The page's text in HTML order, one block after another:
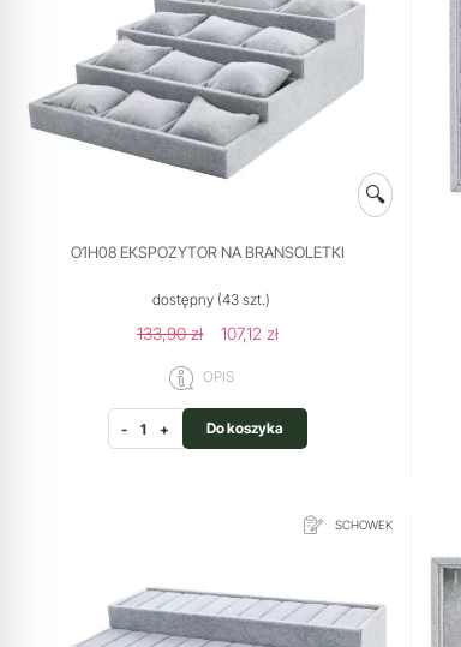
🔍
O1H08 EKSPOZYTOR NA BRANSOLETKI
dostępny(43 szt.)
133,90 zł 107,12 zł
OPIS
- + Do koszyka
SCHOWEK